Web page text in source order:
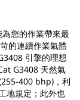
您的作業帶來最
的連續作業氣體
引擎的理想
G3408 天然氣
400 bhp)，利
地規定；此外也